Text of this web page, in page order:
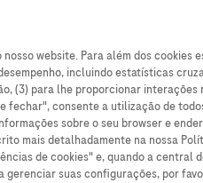
a sua prática clínica
website. Para além dos cookies
incluindo estatísticas
(3) para lhe proporcionar interações
fechar", consente a utilização de
sobre o seu browser e
mais detalhadamente na nossa
de cookies" e, quando a central
suas configurações, por